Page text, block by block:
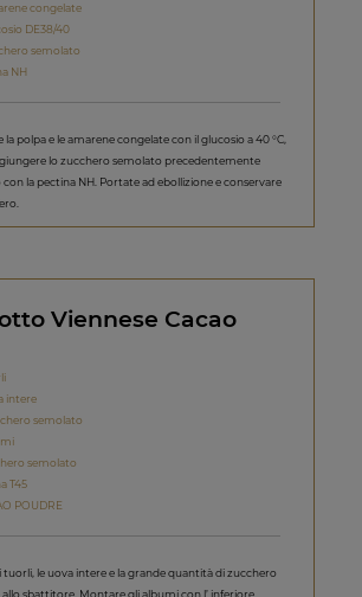
congelate
DE38/40
semolato
NH
la polpa e le amarene congelate con il glucosio a 40 °C,
lo zucchero semolato precedentemente
con la pectina NH. Portate ad ebollizione e conservare
Viennese Cacao
intere
semolato
semolato
T45
POUDRE
tuorli, le uova intere e la grande quantità di zucchero
sbattitore. Montare gli albumi con l’ inferiore